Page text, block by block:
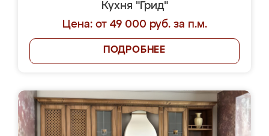
Кухня "Грид"
Цена: от 49 000 руб. за п.м.
ПОДРОБНЕЕ